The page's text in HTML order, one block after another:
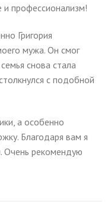
профессионализм!
Григория
мужа. Он смог
снова стала
с подобной
а особенно
Благодаря вам я
Очень рекомендую